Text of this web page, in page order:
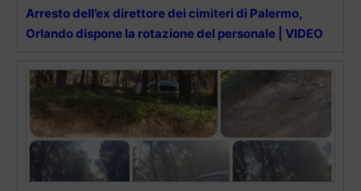
Arresto dell’ex direttore dei cimiteri di Palermo,
Orlando dispone la rotazione del personale | VIDEO